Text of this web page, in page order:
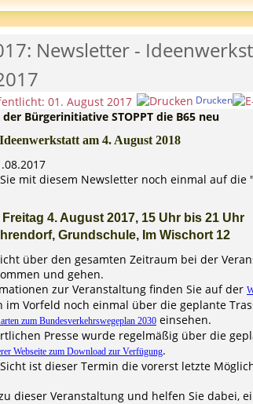
Newsletter -
01. August 2017 Drucken
der Bürgerinitiative STOPPT die B65 neu
am 4. August 2018
mit diesem Newsletter noch einmal auf die "
4. August 2017, 15 Uhr bis 21 Uhr
Grundschule, Im Wischort 12
über den gesamten Zeitraum bei der
und gehen.
zur Veranstaltung finden Sie auf der
im Vorfeld noch einmal über die geplante
zum Bundesverkehrswegeplan 2030 einsehen.
Presse wurde regelmäßig über die
Webseite zum Download zur Verfügung.
ist dieser Termin die vorerst letzte
dieser Veranstaltung und helfen Sie dabei,